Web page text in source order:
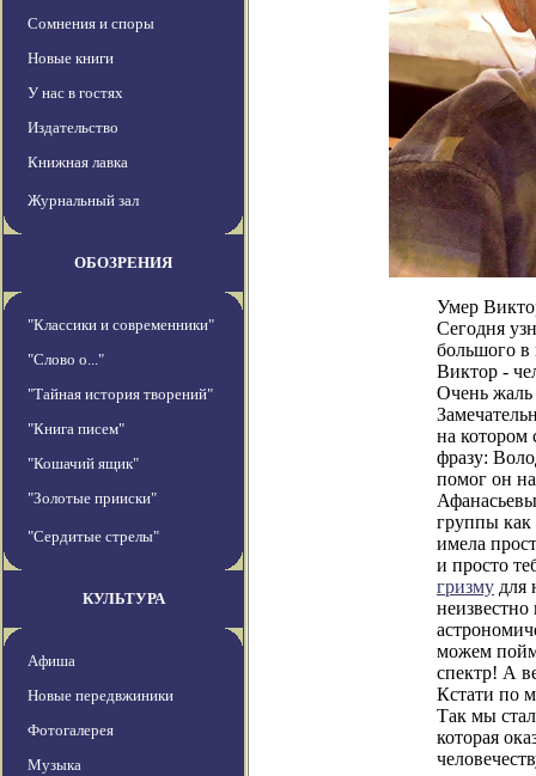
Сомнения и споры
Новые книги
У нас в гостях
Издательство
Книжная лавка
Журнальный зал
ОБОЗРЕНИЯ
"Классики и современники"
"Слово о..."
"Тайная история творений"
"Книга писем"
"Кошачий ящик"
"Золотые прииски"
"Сердитые стрелы"
КУЛЬТУРА
Афиша
Новые передвжиники
Фотогалерея
Музыка
Умер
Сегодня
большого в
Виктор -
Очень жаль
на котором
фразу:
помог он
группы как
имела
и просто
гризму для
можем
спектр! А
Кстати по
Так мы
которая